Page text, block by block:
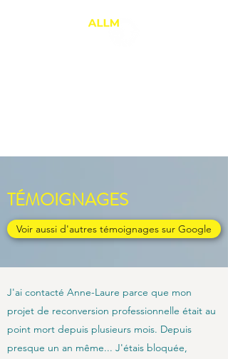
TÉMOIGNAGES
Voir aussi d'autres témoignages sur Google
J'ai contacté Anne-Laure parce que mon
projet de reconversion professionnelle était au
point mort depuis plusieurs mois. Depuis
presque un an même... J'étais bloquée,